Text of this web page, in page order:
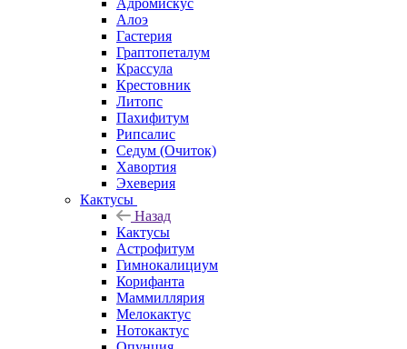
Адромискус
Алоэ
Гастерия
Граптопеталум
Крассула
Крестовник
Литопс
Пахифитум
Рипсалис
Седум (Очиток)
Хавортия
Эхеверия
Кактусы
Назад
Кактусы
Астрофитум
Гимнокалициум
Корифанта
Маммиллярия
Мелокактус
Нотокактус